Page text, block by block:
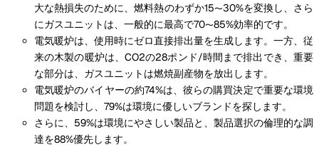
大な熱損失のために、燃料熱のわずか15〜30%を変換し、さら
にガスユニットは、一般的に最高で70〜85%効率的です。
電気暖炉は、使用時にゼロ直接排出量を生成します。一方、従
来の木製の暖炉は、CO2の28ポンド/時間まで排出でき、重要
な部分は、ガスユニットは燃焼副産物を放出します。
電気暖炉のバイヤーの約74%は、彼らの購買決定で重要な環境
問題を検討し、79%は環境に優しいブランドを探します。
さらに、59%は環境にやさしい製品と、製品選択の倫理的な調
達を88%優先します。